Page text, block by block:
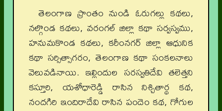
తెలంగాణ ప్రాంతం నుండి ఓరుగల్లు కథలు,
నల్గొండ కథలు, వరంగల్‌ జిల్లా కథా సర్వస్వము,
హనుమకొండ కథలు, కరీంనగర్‌ జిల్లా ఆధునిక
కథా సర్సిత్సాగరం, తెలంగాణ కథా సంకలనాలు
వెలువడినాయి. ఇల్లిందుల సరస్వతిదేవి తలెత్తని
కస్తూరి, యశోధారెడ్డి రాసిన నిశ్చితార్థ కథ,
నందగిరి ఇందిరాదేవి రాసిన పందెం కథ, గోగుల